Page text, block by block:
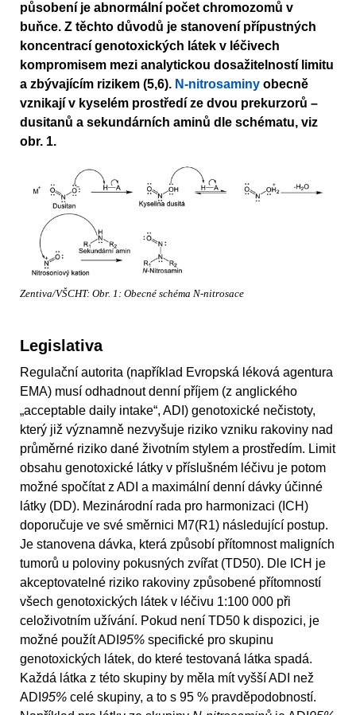
působení je abnormální počet chromozomů v
buňce. Z těchto důvodů je stanovení přípustných
koncentrací genotoxických látek v léčivech
kompromisem mezi analytickou dosažitelností limitu
a zbývajícím rizikem (5,6). N-nitrosaminy obecně
vznikají v kyselém prostředí ze dvou prekurzorů –
dusitanů a sekundárních aminů dle schématu, viz
obr. 1.
Zentiva/VŠCHT: Obr. 1: Obecné schéma N-nitrosace
Legislativa
Regulační autorita (například Evropská léková agentura
EMA) musí odhadnout denní příjem (z anglického
„acceptable daily intake“, ADI) genotoxické nečistoty,
který již významně nezvyšuje riziko vzniku rakoviny nad
průměrné riziko dané životním stylem a prostředím. Limit
obsahu genotoxické látky v příslušném léčivu je potom
možné spočítat z ADI a maximální denní dávky účinné
látky (DD). Mezinárodní rada pro harmonizaci (ICH)
doporučuje ve své směrnici M7(R1) následující postup.
Je stanovena dávka, která způsobí přítomnost maligních
tumorů u poloviny pokusných zvířat (TD50). Dle ICH je
akceptovatelné riziko rakoviny způsobené přítomností
všech genotoxických látek v léčivu 1:100 000 při
celoživotním užívání. Pokud není TD50 k dispozici, je
možné použít ADI 95% specifické pro skupinu
genotoxických látek, do které testovaná látka spadá.
Každá látka z této skupiny by měla mít vyšší ADI než
ADI 95% celé skupiny, a to s 95 % pravděpodobností.